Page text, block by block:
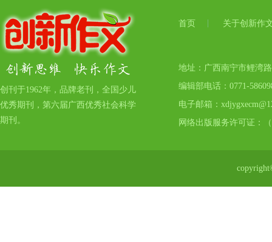
创刊于1962年，品牌老刊，全国少儿
优秀期刊，第六届广西优秀社会科学
期刊。
首页 关于创新作
地址：广西南宁市鲤湾
编辑部电话：0771-
电子邮箱：
网络出版服务许可证：